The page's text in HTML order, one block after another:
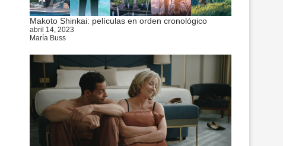
Makoto Shinkai: películas en orden cronológico
abril 14, 2023
María Buss